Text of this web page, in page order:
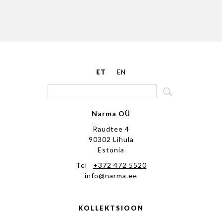
ET EN
Narma OÜ
Raudtee 4
90302 Lihula
Estonia
Tel +372 472 5520
info@narma.ee
KOLLEKTSIOON